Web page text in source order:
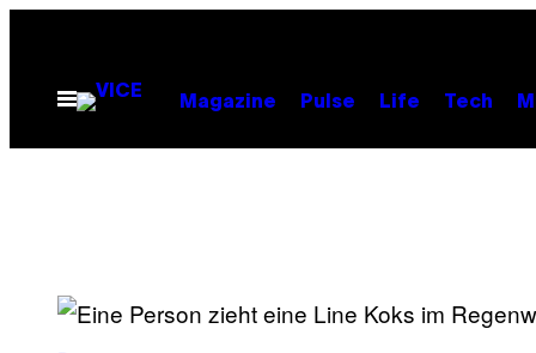
contentOpen
Menu
Magazine Pulse Life Tech